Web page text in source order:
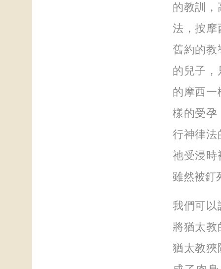
的教訓，
法，按摩
舊約的教
的兒子，
的摩西一
樣的受孕
行神律法
祂受浸時
雖然被釘
我們可以
將猶太教
猶太教狹